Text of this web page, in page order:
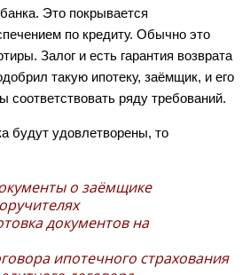
Это покрывается
по кредиту. Обычно это
Залог и есть гарантия возврата
такую ипотеку, заёмщик, и его
ряду требований.
будут удовлетворены, то
о заёмщике
документов на
ипотечного страхования